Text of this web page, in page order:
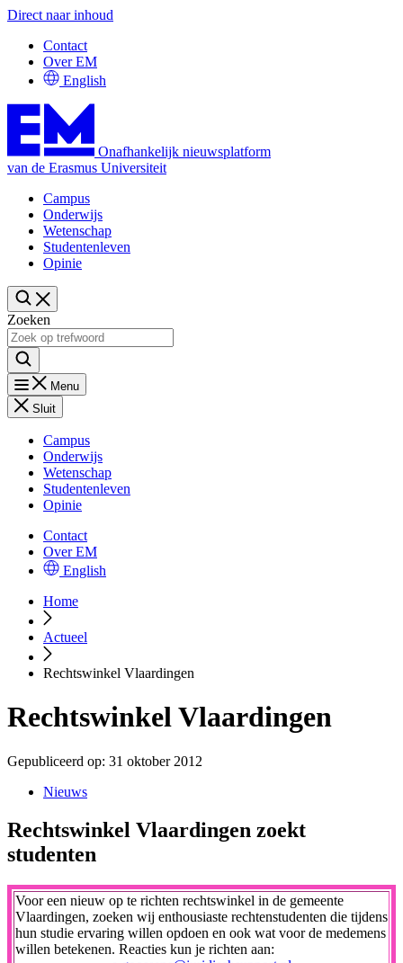
Direct naar inhoud
Contact
Over EM
English
Onafhankelijk nieuwsplatform
van de Erasmus Universiteit
Campus
Onderwijs
Wetenschap
Studentenleven
Opinie
Zoeken
Menu
Sluit
Campus
Onderwijs
Wetenschap
Studentenleven
Opinie
Contact
Over EM
English
Home
Actueel
Rechtswinkel Vlaardingen
Rechtswinkel Vlaardingen
Gepubliceerd op: 31 oktober 2012
Nieuws
Rechtswinkel Vlaardingen zoekt
studenten
Voor een nieuw op te richten rechtswinkel in de gemeente
Vlaardingen, zoeken wij enthousiaste rechtenstudenten die tijdens
hun studie ervaring willen opdoen en ook wat voor de medemens
willen betekenen. Reacties kun je richten aan: